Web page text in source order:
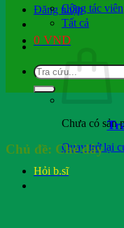
Đăng nhập
0 VND
Chưa có sản
Quay trở lại
Hỏi b.sĩ
Cộng tác viên
Tất cả
Chủ đề: Chè dây